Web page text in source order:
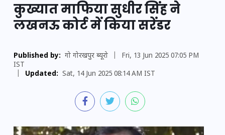
कुख्यात माफिया सुधीर सिंह ने
लखनऊ कोर्ट में किया सरेंडर
Published by: गो गोरखपुर ब्यूरो
Fri, 13 Jun 2025 07:05 PM
IST
Updated: Sat, 14 Jun 2025 08:14 AM IST